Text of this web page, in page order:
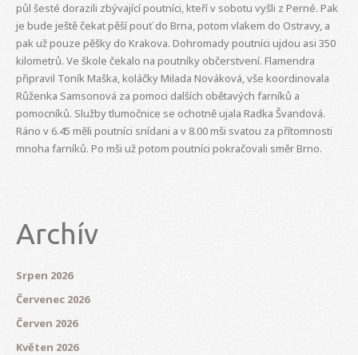
půl šesté dorazili zbývající poutníci, kteří v sobotu vyšli z Perné. Pak
je bude ještě čekat pěší pouť do Brna, potom vlakem do Ostravy, a
pak už pouze pěšky do Krakova. Dohromady poutníci ujdou asi 350
kilometrů. Ve škole čekalo na poutníky občerstvení. Flamendra
připravil Toník Maška, koláčky Milada Nováková, vše koordinovala
Růženka Samsonová za pomoci dalších obětavých farníků a
pomocníků. Služby tlumočnice se ochotně ujala Radka Švandová.
Ráno v 6.45 měli poutníci snídani a v 8.00 mši svatou za přítomnosti
mnoha farníků. Po mši už potom poutníci pokračovali směr Brno.
Archív
Srpen 2026
Červenec 2026
Červen 2026
Květen 2026